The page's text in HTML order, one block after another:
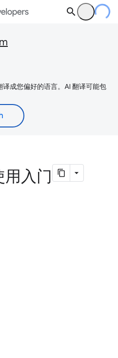
成您偏好的语言。AI 翻译可能包
用入门